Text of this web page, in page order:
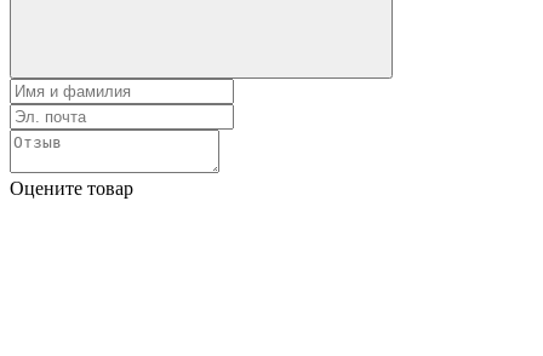
Оцените товар